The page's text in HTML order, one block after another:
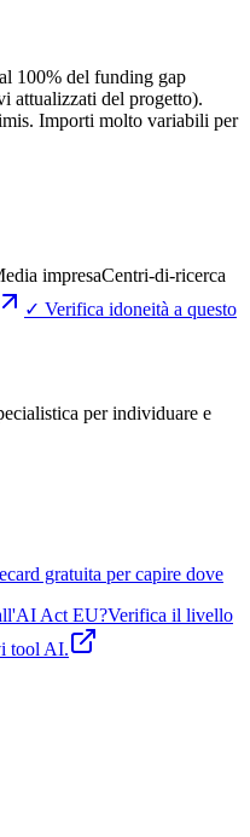
100% del funding gap
attualizzati del progetto).
Importi molto variabili per
impresaCentri-di-ricerca
✓ Verifica idoneità a questo
per individuare e
gratuita per capire dove
Act EU?Verifica il livello
tool AI.